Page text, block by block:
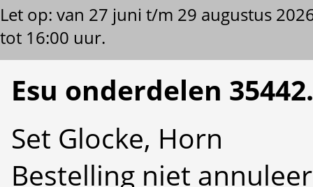
Let op: van 27 juni t/m 29 augustus
tot 16:00 uur.
Esu onderdelen
Set Glocke, Horn
Bestelling niet